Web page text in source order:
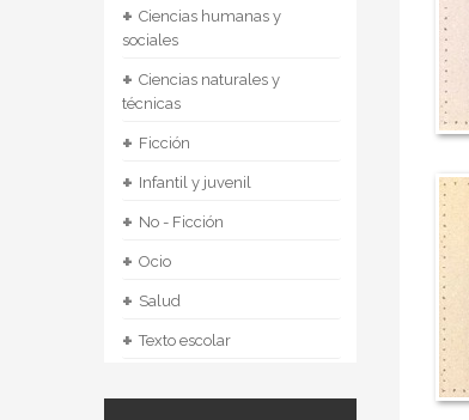
+ Ciencias humanas y
sociales
+ Ciencias naturales y
técnicas
+ Ficción
+ Infantil y juvenil
+ No - Ficción
+ Ocio
+ Salud
+ Texto escolar